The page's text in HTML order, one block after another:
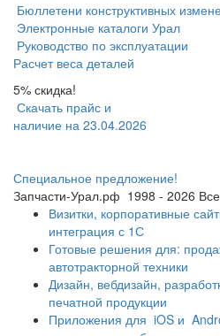
Бюллетени конструктивных
Электронные каталоги Урал
Руководство по эксплуатации
Расчет веса деталей
5% скидка!
Скачать прайс и
наличие на 23.04.2026
Специальное предложение!
Запчасти-Урал.рф 1998 - 2026
Визитки, корпоративные
интеграция с 1С
Готовые решения для:
автотракторной техники
Дизайн, вебдизайн,
печатной продукции
Приложения для iOS и